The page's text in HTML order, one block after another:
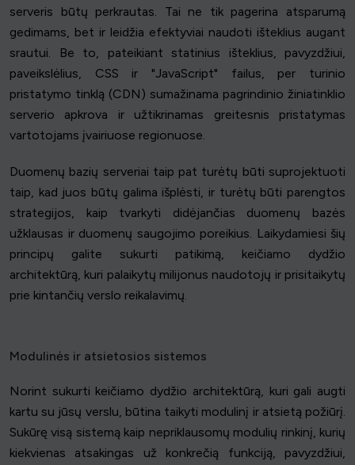
serveris būtų perkrautas. Tai ne tik pagerina atsparumą
gedimams, bet ir leidžia efektyviai naudoti išteklius augant
srautui. Be to, pateikiant statinius išteklius, pavyzdžiui,
paveikslėlius, CSS ir "JavaScript" failus, per turinio
pristatymo tinklą (CDN) sumažinama pagrindinio žiniatinklio
serverio apkrova ir užtikrinamas greitesnis pristatymas
vartotojams įvairiuose regionuose.
Duomenų bazių serveriai taip pat turėtų būti suprojektuoti
taip, kad juos būtų galima išplėsti, ir turėtų būti parengtos
strategijos, kaip tvarkyti didėjančias duomenų bazės
užklausas ir duomenų saugojimo poreikius. Laikydamiesi šių
principų galite sukurti patikimą, keičiamo dydžio
architektūrą, kuri palaikytų milijonus naudotojų ir prisitaikytų
prie kintančių verslo reikalavimų.
Modulinės ir atsietosios sistemos
Norint sukurti keičiamo dydžio architektūrą, kuri gali augti
kartu su jūsų verslu, būtina taikyti modulinį ir atsietą požiūrį.
Sukūrę visą sistemą kaip nepriklausomų modulių rinkinį, kurių
kiekvienas atsakingas už konkrečią funkciją, pavyzdžiui,